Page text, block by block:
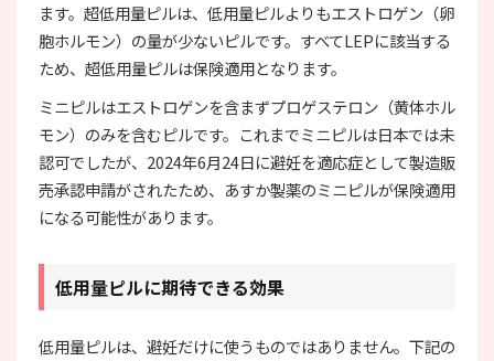
ます。超低用量ピルは、低用量ピルよりもエストロゲン（卵
胞ホルモン）の量が少ないピルです。すべてLEPに該当する
ため、超低用量ピルは保険適用となります。
ミニピルはエストロゲンを含まずプロゲステロン（黄体ホル
モン）のみを含むピルです。これまでミニピルは日本では未
認可でしたが、2024年6月24日に避妊を適応症として製造販
売承認申請がされたため、あすか製薬のミニピルが保険適用
になる可能性があります。
低用量ピルに期待できる効果
低用量ピルは、避妊だけに使うものではありません。下記の